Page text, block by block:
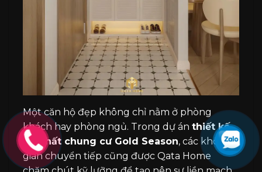
Một căn hộ đẹp không chỉ nằm ở phòng
khách hay phòng ngủ. Trong dự án thiết kế
nội thất chung cư Gold Season, các không
gian chuyển tiếp cũng được Qata Home